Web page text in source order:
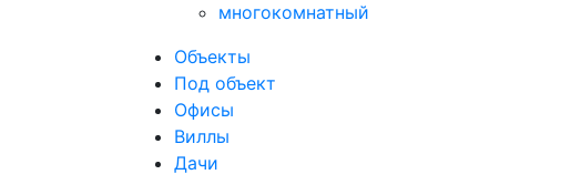
многокомнатный
Объекты
Под объект
Офисы
Виллы
Дачи